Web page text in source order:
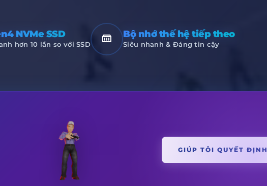
NVMe SSD
hơn 10 lần so với SSD
Bộ nhớ thế hệ tiếp theo
Siêu nhanh & Đáng tin cậy
GIÚP TÔI QUYẾT ĐỊNH